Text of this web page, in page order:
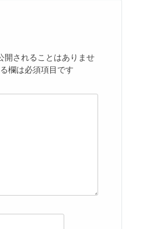
開されることはありませ
欄は必須項目です